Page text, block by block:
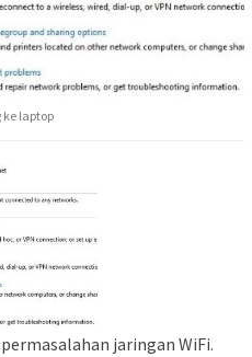
laptop
jaringan WiFi.